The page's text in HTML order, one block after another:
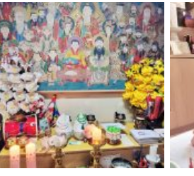
광주점집